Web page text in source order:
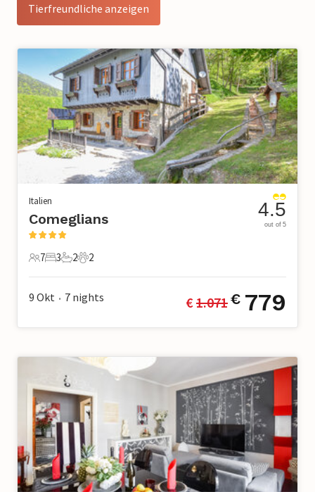
Tierfreundliche anzeigen
Italien
Comeglians
7 Gäste
7
3 Schlafzimmer
3
2 Badezimmer
2
2 Haustiere
2
4.5
out of 5
9 Okt • 7 nights € 1.071€ 779